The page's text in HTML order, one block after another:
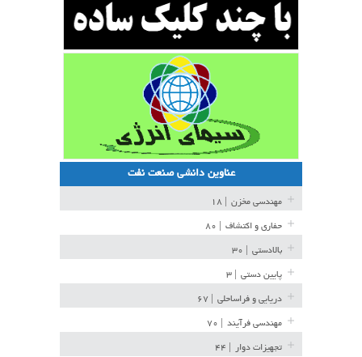
عناوین دانشی صنعت نفت
مهندسی مخزن
حفاری و اکتشاف
بالادستی
پایین دستی
دریایی و فراساحلی
مهندسی فرآیند
تجهیزات دوار